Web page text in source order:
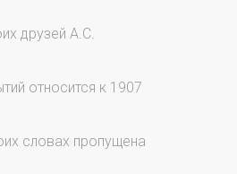
друзей А.С.
относится к 1907
словах пропущена